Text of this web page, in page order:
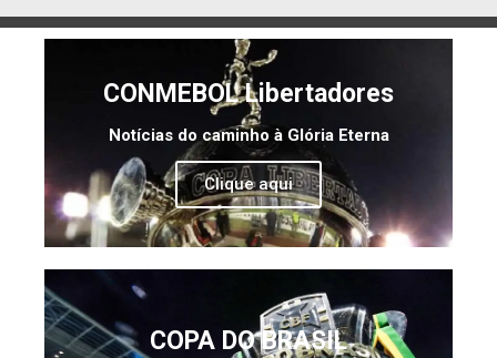
CONMEBOL Libertadores
Notícias do caminho à Glória Eterna
Clique aqui
COPA DO BRASIL